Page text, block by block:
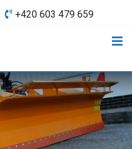
+420 603 479 659